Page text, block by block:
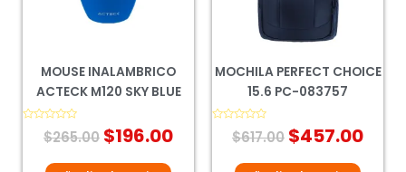
MOUSE INALAMBRICO
ACTECK M120 SKY BLUE
Valorado
$265.00 $196.00
MOCHILA PERFECT CHOICE
15.6 PC-083757
Valorado
$617.00 $457.00